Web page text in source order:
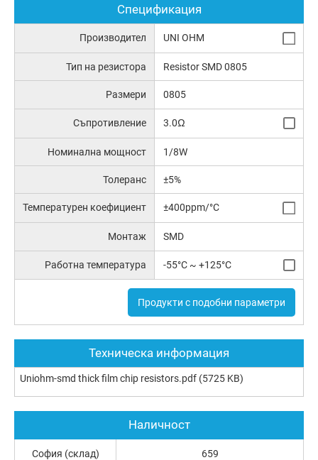
Спецификация
Производител UNI OHM
Тип на резистора Resistor SMD 0805
Размери 0805
Съпротивление 3.0Ω
Номинална мощност 1/8W
Толеранс ±5%
Температурен коефициент ±400ppm/°C
Монтаж SMD
Работна температура -55°C ~ +125°C
Продукти с подобни параметри
Техническа информация
Uniohm-smd thick film chip resistors.pdf (5725 KB)
Наличност
София (склад) 659